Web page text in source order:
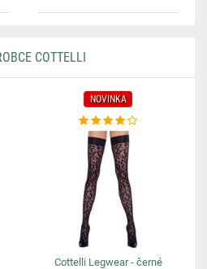
COTTELLI
NOVINKA
Cottelli Legwear - černé